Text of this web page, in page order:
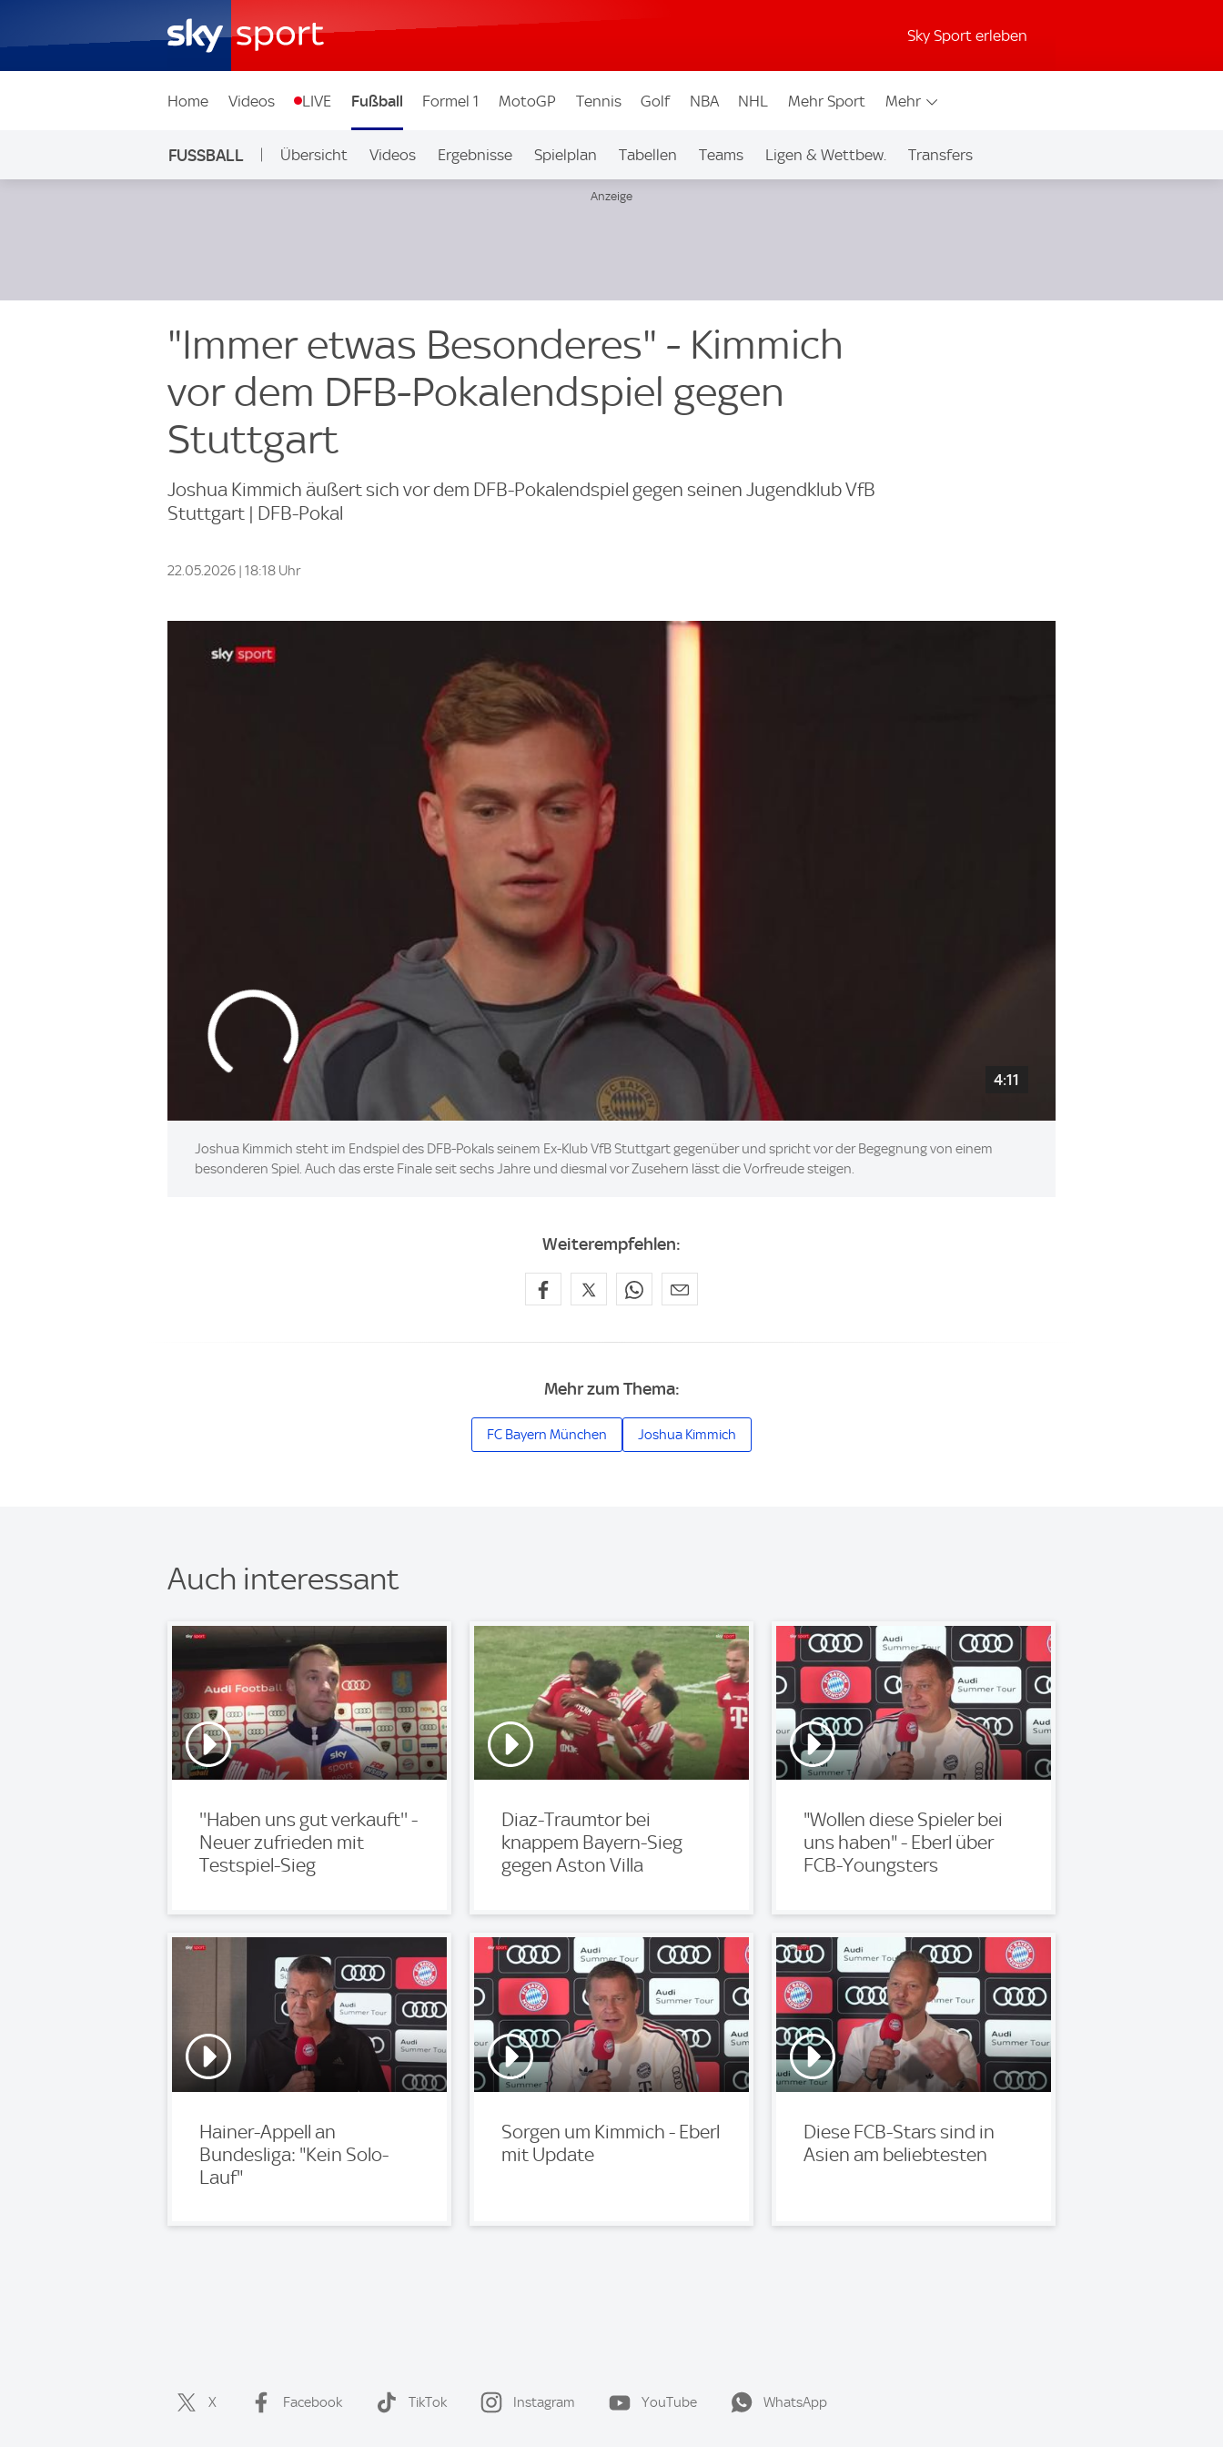
Sky Sport erleben
Home Videos LIVE Fußball Formel 1 MotoGP Tennis Golf NBA NHL Mehr Sport Mehr
FUSSBALL Übersicht Videos Ergebnisse Spielplan Tabellen Teams Ligen & Wettbew. Transfers
"Immer etwas Besonderes" - Kimmich
vor dem DFB-Pokalendspiel gegen
Stuttgart
Joshua Kimmich äußert sich vor dem DFB-Pokalendspiel gegen seinen Jugendklub VfB
Stuttgart | DFB-Pokal
22.05.2026 | 18:18 Uhr
4:11
Joshua Kimmich steht im Endspiel des DFB-Pokals seinem Ex-Klub VfB Stuttgart gegenüber und spricht vor der Begegnung von einem
besonderen Spiel. Auch das erste Finale seit sechs Jahre und diesmal vor Zusehern lässt die Vorfreude steigen.
Weiterempfehlen:
Mehr zum Thema:
FC Bayern München Joshua Kimmich
Auch interessant
''Haben uns gut verkauft'' -
Neuer zufrieden mit
Testspiel-Sieg
Diaz-Traumtor bei
knappem Bayern-Sieg
gegen Aston Villa
"Wollen diese Spieler bei
uns haben" - Eberl über
FCB-Youngsters
Hainer-Appell an
Bundesliga: "Kein Solo-
Lauf"
Sorgen um Kimmich - Eberl
mit Update
Diese FCB-Stars sind in
Asien am beliebtesten
X Facebook TikTok Instagram YouTube WhatsApp